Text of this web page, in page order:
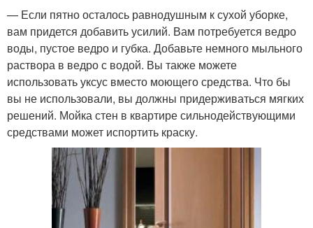
— Если пятно осталось равнодушным к сухой уборке,
вам придется добавить усилий. Вам потребуется ведро
воды, пустое ведро и губка. Добавьте немного мыльного
раствора в ведро с водой. Вы также можете
использовать уксус вместо моющего средства. Что бы
вы не использовали, вы должны придерживаться мягких
решений. Мойка стен в квартире сильнодействующими
средствами может испортить краску.